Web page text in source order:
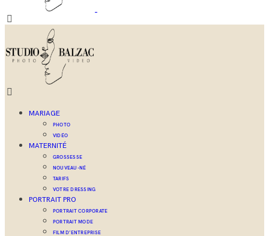
MARIAGE
PHOTO
VIDÉO
MATERNITÉ
GROSSESSE
NOUVEAU-NÉ
TARIFS
VOTRE DRESSING
PORTRAIT PRO
PORTRAIT CORPORATE
PORTRAIT MODE
FILM D’ENTREPRISE